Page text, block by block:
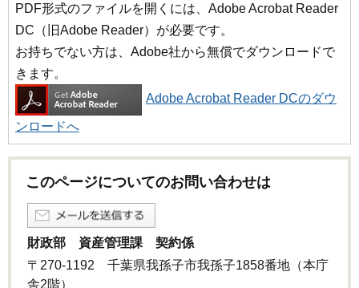
PDF形式のファイルを開くには、Adobe Acrobat Reader
DC（旧Adobe Reader）が必要です。
お持ちでない方は、Adobe社から無償でダウンロードで
きます。
Adobe Acrobat Reader DCのダウ
ンロードへ
このページについてのお問い合わせは
財政部 資産管理課 契約係
〒270-1192 千葉県我孫子市我孫子1858番地（本庁
舎2階）